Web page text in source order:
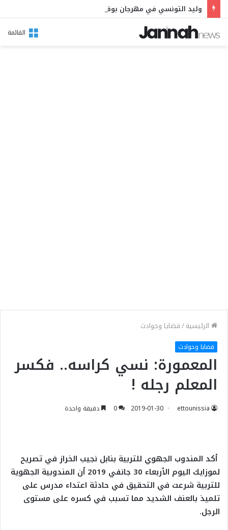
القائمة
الرئيسية/قضايا وحوادث
قضايا وحوادث
المعمورة: نسي كراسه.. فكسر
المعلم رجله !
ettounissia
2019-01-30
0 دقيقة واحدة
أكد المندوب الجهوي للتربية بنابل نجيب الخراز في تصريح
لموزايك اليوم الأربعاء 30 جانفي 2019 أن المندوبية الجهوية
للتربية شرعت في التحقيق في حادثة اعتداء مدرس على
تلميذ بالعنف الشديد مما تسبب في كسره على مستوى
الرجل.